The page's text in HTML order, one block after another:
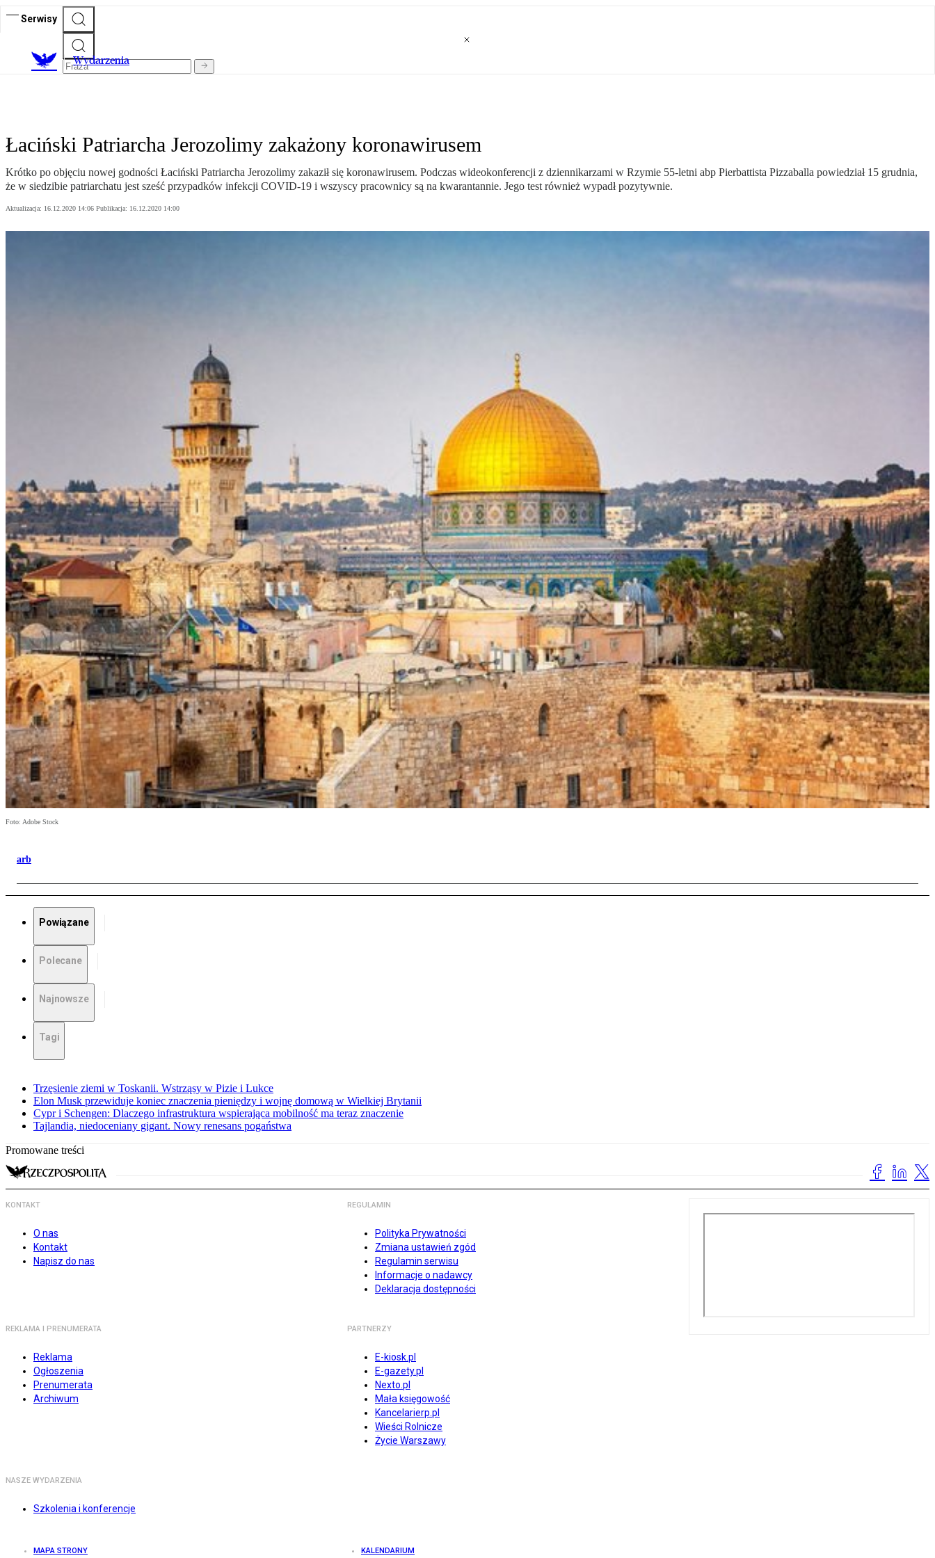
Serwisy
Wydarzenia
Łaciński Patriarcha Jerozolimy zakażony koronawirusem
Krótko po objęciu nowej godności Łaciński Patriarcha Jerozolimy zakaził się koronawirusem. Podczas wideokonferencji z dziennikarzami w Rzymie 55-letni abp Pierbattista Pizzaballa powiedział 15 grudnia,
że w siedzibie patriarchatu jest sześć przypadków infekcji COVID-19 i wszyscy pracownicy są na kwarantannie. Jego test również wypadł pozytywnie.
Aktualizacja: 16.12.2020 14:06 Publikacja: 16.12.2020 14:00
Foto: Adobe Stock
arb
Powiązane
Polecane
Najnowsze
Tagi
Trzęsienie ziemi w Toskanii. Wstrząsy w Pizie i Lukce
Elon Musk przewiduje koniec znaczenia pieniędzy i wojnę domową w Wielkiej Brytanii
Cypr i Schengen: Dlaczego infrastruktura wspierająca mobilność ma teraz znaczenie
Tajlandia, niedoceniany gigant. Nowy renesans pogaństwa
Promowane treści
KONTAKT
O nas
Kontakt
Napisz do nas
REGULAMIN
Polityka Prywatności
Zmiana ustawień zgód
Regulamin serwisu
Informacje o nadawcy
Deklaracja dostępności
REKLAMA I PRENUMERATA
Reklama
Ogłoszenia
Prenumerata
Archiwum
PARTNERZY
E-kiosk.pl
E-gazety.pl
Nexto.pl
Mała księgowość
Kancelarierp.pl
Wieści Rolnicze
Życie Warszawy
NASZE WYDARZENIA
Szkolenia i konferencje
MAPA STRONY KALENDARIUM